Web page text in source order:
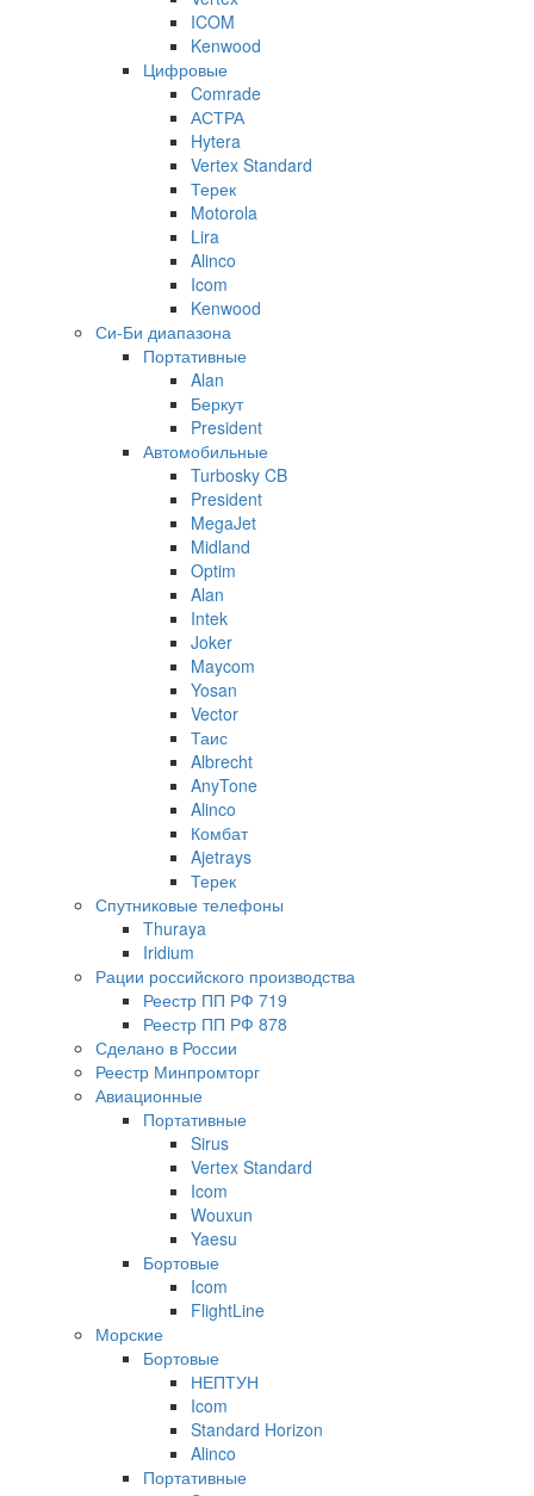
ICOM
Kenwood
Цифровые
Comrade
АСТРА
Hytera
Vertex Standard
Терек
Motorola
Lira
Alinco
Icom
Kenwood
Си-Би диапазона
Портативные
Alan
Беркут
President
Автомобильные
Turbosky CB
President
MegaJet
Midland
Optim
Alan
Intek
Joker
Maycom
Yosan
Vector
Таис
Albrecht
AnyTone
Alinco
Комбат
Ajetrays
Терек
Спутниковые телефоны
Thuraya
Iridium
Рации российского производства
Реестр ПП РФ 719
Реестр ПП РФ 878
Сделано в России
Реестр Минпромторг
Авиационные
Портативные
Sirus
Vertex Standard
Icom
Wouxun
Yaesu
Бортовые
Icom
FlightLine
Морские
Бортовые
НЕПТУН
Icom
Standard Horizon
Alinco
Портативные